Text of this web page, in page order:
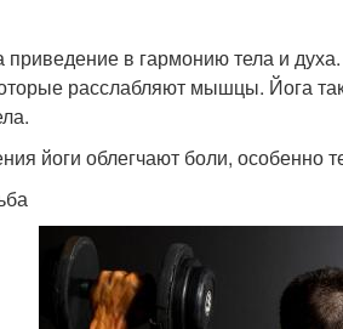
в гармонию тела и
расслабляют мышцы. Йога
йоги облегчают боли, особенно